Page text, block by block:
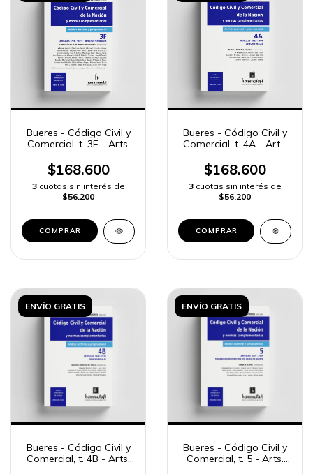
Bueres - Código Civil y
Comercial, t. 3F - Arts.
$168.600
3 cuotas sin interés de
$56.200
COMPRAR
Bueres - Código Civil y
Comercial, t. 4A - Arts.
$168.600
3 cuotas sin interés de
$56.200
COMPRAR
ENVÍO GRATIS
Bueres - Código Civil y
Comercial, t. 4B - Arts.
ENVÍO GRATIS
Bueres - Código Civil y
Comercial, t. 5 - Arts.